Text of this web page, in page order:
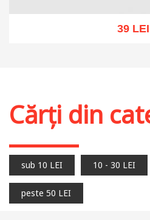
39 LEI
Cărți din
sub 10 LEI 10 - 30 LEI
peste 50 LEI